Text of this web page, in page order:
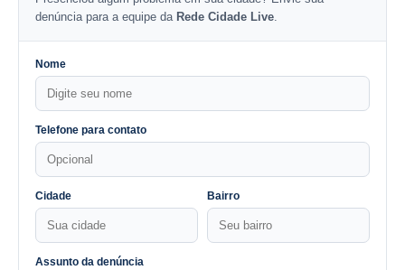
denúncia para a equipe da Rede Cidade Live.
Nome
Telefone para contato
Cidade Bairro
Assunto da denúncia